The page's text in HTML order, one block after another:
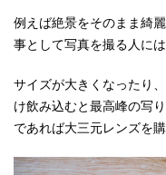
例えば絶景をそのまま綺
事として写真を撮る人に
サイズが大きくなったり
け飲み込むと最高峰の写
であれば大三元レンズを